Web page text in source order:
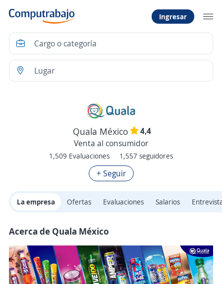
Ingresar
Quala México
4,4
Venta al consumidor
1,509 Evaluaciones 1,557 seguidores
+ Seguir
La empresa Ofertas Evaluaciones Salarios
Acerca de Quala México